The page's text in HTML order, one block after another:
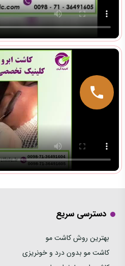
دسترسی سریع
بهترین روش کاشت مو
کاشت مو بدون درد و خونریزی